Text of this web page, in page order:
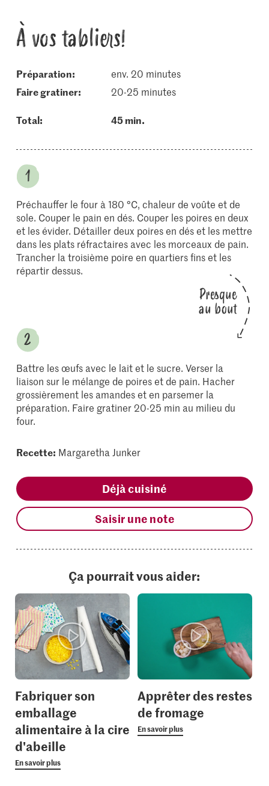
À vos tabliers!
Préparation:
env. 20 minutes
faire gratiner:
20-25 minutes
Total: 45 min.
Préchauffer le four à 180 °C, chaleur de voûte et de
sole. Couper le pain en dés. Couper les poires en deux
et les évider. Détailler deux poires en dés et les mettre
dans les plats réfractaires avec les morceaux de pain.
Trancher la troisième poire en quartiers fins et les
répartir dessus.
Presque
au bout
Battre les œufs avec le lait et le sucre. Verser la
liaison sur le mélange de poires et de pain. Hacher
grossièrement les amandes et en parsemer la
préparation. Faire gratiner 20-25 min au milieu du
four.
Recette: Margaretha Junker
Déjà cuisiné
Saisir une note
Ça pourrait vous aider:
Fabriquer son
emballage
alimentaire à la cire
d'abeille
En savoir plus
Apprêter des restes
de fromage
En savoir plus